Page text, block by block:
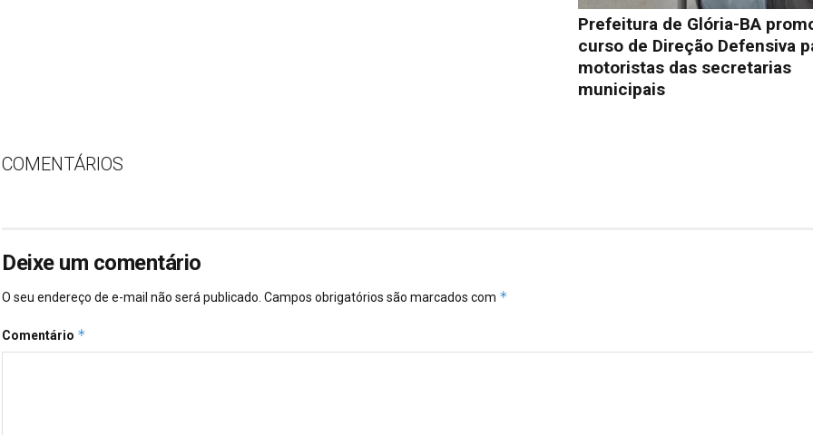
Prefeitura de Glória-BA
curso de Direção Defensiva
motoristas das secretarias
municipais
COMENTÁRIOS
Deixe um comentário
O seu endereço de e-mail não será publicado. Campos obrigatórios são marcados com *
Comentário *